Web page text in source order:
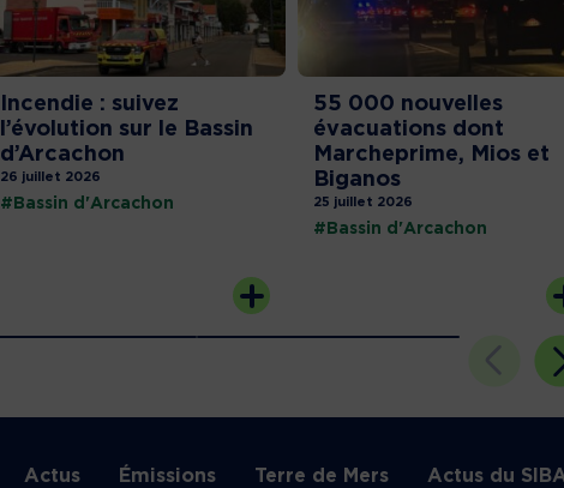
Incendie : suivez
l’évolution sur le Bassin
d’Arcachon
26 juillet 2026
#Bassin d'Arcachon
55 000 nouvelles
évacuations dont
Marcheprime, Mios et
Biganos
25 juillet 2026
#Bassin d'Arcachon
Actus Émissions Terre de Mers Actus du